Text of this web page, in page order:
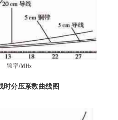
时分压系数曲线图